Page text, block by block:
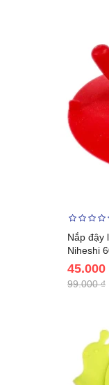
Nắp đậy
Niheshi
45.000
99.000 ₫